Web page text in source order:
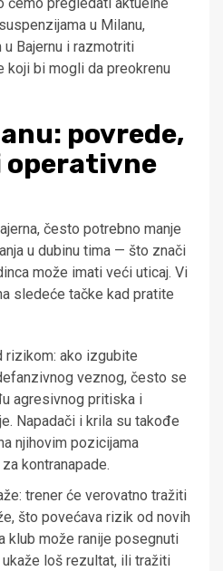
u Milanu,
Bajernu i razmotriti
koji bi mogli da preokrenu
povrede,
operativne
često potrebno manje
u dubinu tima — što znači
može imati veći uticaj. Vi
sledeće tačke kad pratite
rizikom: ako izgubite
veznog, često se
agresivnog pritiska i
Napadači i krila su takođe
njihovim pozicijama
kontranapade.
trener će verovatno tražiti
što povećava rizik od novih
klub može ranije posegnuti
loš rezultat, ili tražiti